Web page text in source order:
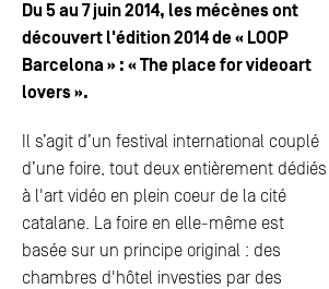
Du 5 au 7 juin 2014, les mécènes ont
découvert l'édition 2014 de « LOOP
Barcelona » : « The place for videoart
lovers ».
Il s’agit d’un festival international couplé
d’une foire, tout deux entièrement dédiés
à l'art vidéo en plein coeur de la cité
catalane. La foire en elle-même est
basée sur un principe original : des
chambres d'hôtel investies par des